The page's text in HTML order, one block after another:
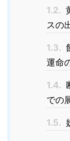
1.2.
スの
1.3.
運命
1.4.
での
1.5.